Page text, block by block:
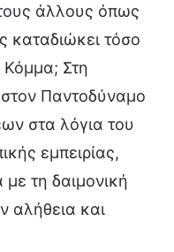
άλλους όπως
καταδιώκει τόσο
Κόμμα; Στη
Παντοδύναμο
στα λόγια του
εμπειρίας,
τη δαιμονική
αλήθεια και